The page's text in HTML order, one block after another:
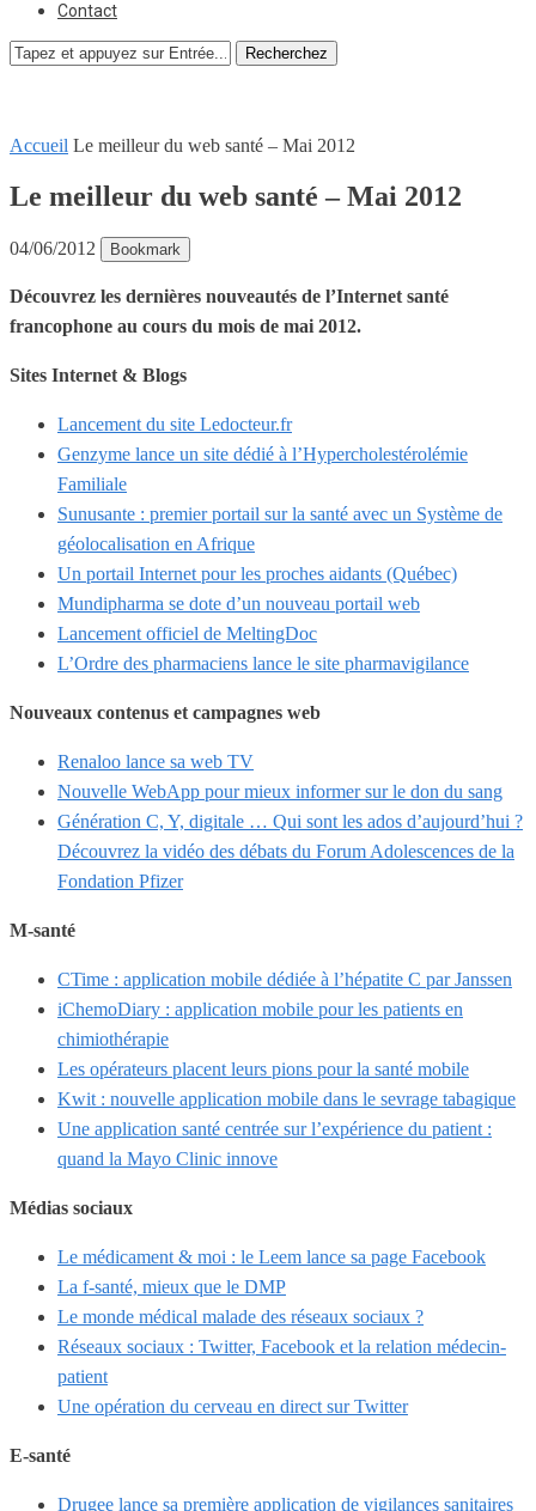
Contact
Recherchez
Accueil Le meilleur du web santé – Mai 2012
Le meilleur du web santé – Mai 2012
04/06/2012 Bookmark
Découvrez les dernières nouveautés de l’Internet santé
francophone au cours du mois de mai 2012.
Sites Internet & Blogs
Lancement du site Ledocteur.fr
Genzyme lance un site dédié à l’Hypercholestérolémie
Familiale
Sunusante : premier portail sur la santé avec un Système de
géolocalisation en Afrique
Un portail Internet pour les proches aidants (Québec)
Mundipharma se dote d’un nouveau portail web
Lancement officiel de MeltingDoc
L’Ordre des pharmaciens lance le site pharmavigilance
Nouveaux contenus et campagnes web
Renaloo lance sa web TV
Nouvelle WebApp pour mieux informer sur le don du sang
Génération C, Y, digitale … Qui sont les ados d’aujourd’hui ?
Découvrez la vidéo des débats du Forum Adolescences de la
Fondation Pfizer
M-santé
CTime : application mobile dédiée à l’hépatite C par Janssen
iChemoDiary : application mobile pour les patients en
chimiothérapie
Les opérateurs placent leurs pions pour la santé mobile
Kwit : nouvelle application mobile dans le sevrage tabagique
Une application santé centrée sur l’expérience du patient :
quand la Mayo Clinic innove
Médias sociaux
Le médicament & moi : le Leem lance sa page Facebook
La f-santé, mieux que le DMP
Le monde médical malade des réseaux sociaux ?
Réseaux sociaux : Twitter, Facebook et la relation médecin-
patient
Une opération du cerveau en direct sur Twitter
E-santé
Drugee lance sa première application de vigilances sanitaires